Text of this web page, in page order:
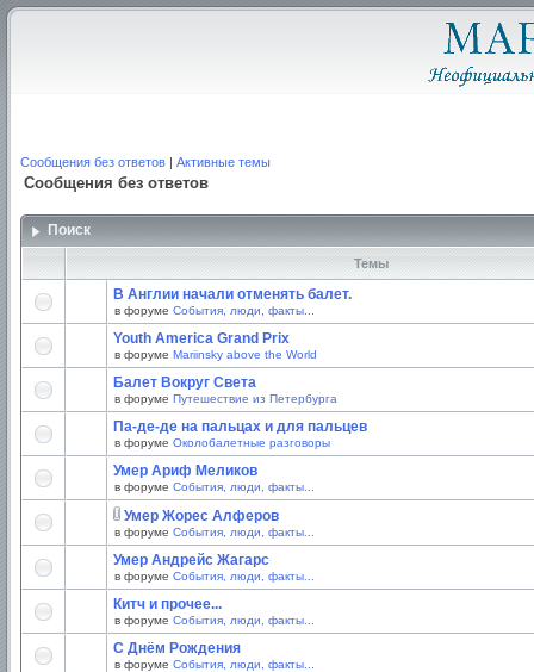
Сообщения без ответов | Активные темы
Сообщения без ответов
Поиск
Темы
В Англии начали отменять балет.
в форуме События, люди, факты...
Youth America Grand Prix
в форуме Mariinsky above the World
Балет Вокруг Света
в форуме Путешествие из Петербурга
Па-де-де на пальцах и для пальцев
в форуме Околобалетные разговоры
Умер Ариф Меликов
в форуме События, люди, факты...
Умер Жорес Алферов
в форуме События, люди, факты...
Умер Андрейс Жагарс
в форуме События, люди, факты...
Китч и прочее...
в форуме События, люди, факты...
С Днём Рождения
в форуме События, люди, факты...